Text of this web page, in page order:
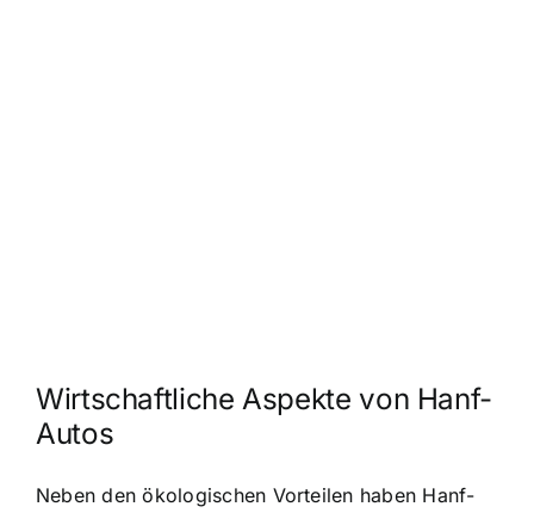
Wirtschaftliche Aspekte von Hanf-
Autos
Neben den ökologischen Vorteilen haben Hanf-